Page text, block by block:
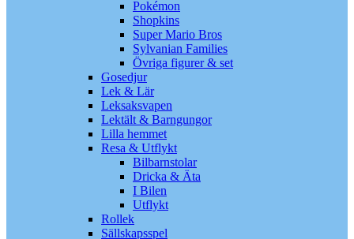
Pokémon
Shopkins
Super Mario Bros
Sylvanian Families
Övriga figurer & set
Gosedjur
Lek & Lär
Leksaksvapen
Lektält & Barngungor
Lilla hemmet
Resa & Utflykt
Bilbarnstolar
Dricka & Äta
I Bilen
Utflykt
Rollek
Sällskapsspel